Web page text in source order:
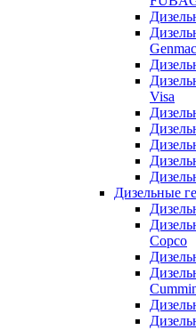
Genmac
Visa
Дизельные
Copco